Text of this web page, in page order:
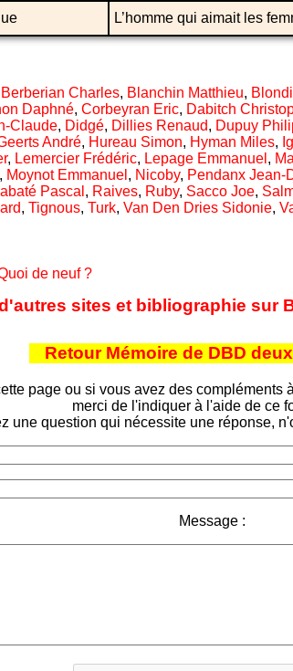
L’homme qui aimait les
Berberian Charles, Blanchin Matthieu,
Daphné, Corbeyran Eric, Dabitch
Claude, Didgé, Dillies Renaud, Dupuy
André, Hureau Simon, Hyman Miles,
, Lemercier Frédéric, Lepage Emmanuel ,
, Moynot Emmanuel , Nicoby, Pendanx Jean-
Pascal , Raives, Ruby, Sacco Joe,
, Tignous, Turk, Van Den Dries Sidonie,
de neuf ?
sites et bibliographie sur
Retour Mémoire de DBD
page ou si vous avez des compléments
merci de l'indiquer à l'aide de ce
une question qui nécessite une réponse,
Message :